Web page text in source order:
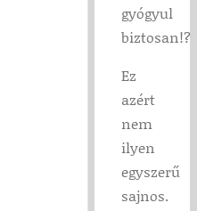
gyógyul
biztosan!?
Ez
azért
nem
ilyen
egyszerű
sajnos.